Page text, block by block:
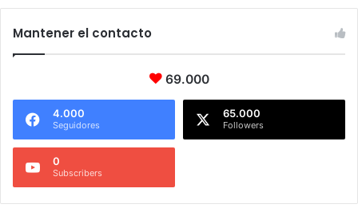
Mantener el contacto
69.000
4.000
Seguidores
65.000
Followers
0
Subscribers